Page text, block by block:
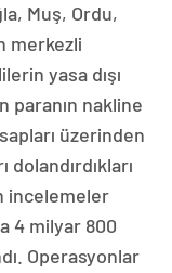
Muş, Ordu,
merkezli
yasa dışı
paranın nakline
üzerinden
incelemeler
4 milyar 800
Operasyonlar